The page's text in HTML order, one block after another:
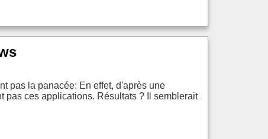
pas la panacée: En effet, d'après une
pas ces applications. Résultats ? Il semblerait